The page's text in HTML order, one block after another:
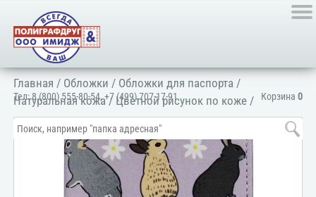
Корзина 0
Тел:8 (800) 555-80-54,+7 (499) 707-17-91
Главная / Обложки / Обложки для паспорта /
Натуральная кожа/ Цветной рисунок по коже /